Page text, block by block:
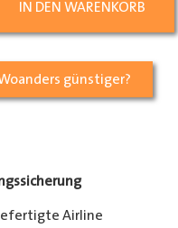
IN DEN WARENKORB
günstiger?
Airline